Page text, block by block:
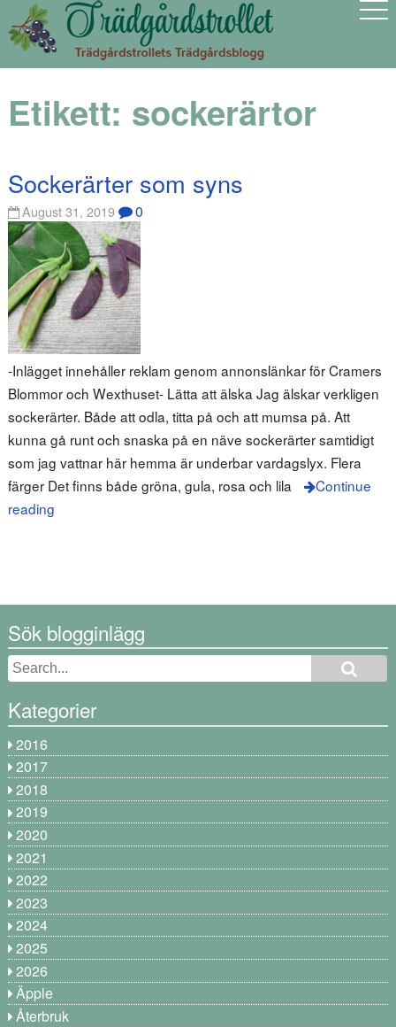
Etikett: sockerärtor
Sockerärter som syns
August 31, 2019 0
-Inlägget innehåller reklam genom annonslänkar för Cramers
Blommor och Wexthuset- Lätta att älska Jag älskar verkligen
sockerärter. Både att odla, titta på och att mumsa på. Att
kunna gå runt och snaska på en näve sockerärter samtidigt
som jag vattnar här hemma är underbar vardagslyx. Flera
färger Det finns både gröna, gula, rosa och lila
Continue
reading
Sök blogginlägg
Kategorier
2016
2017
2018
2019
2020
2021
2022
2023
2024
2025
2026
Äpple
Återbruk